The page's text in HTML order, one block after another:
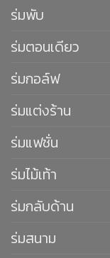
ร่มพับ
ร่มตอนเดียว
ร่มกอล์ฟ
ร่มแต่งร้าน
ร่มแฟชั่น
ร่มไม้เท้า
ร่มกลับด้าน
ร่มสนาม